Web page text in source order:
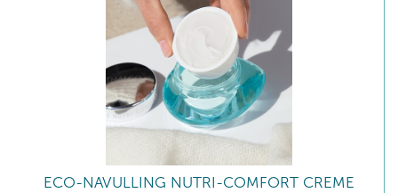
ECO-NAVULLING NUTRI-COMFORT CREME